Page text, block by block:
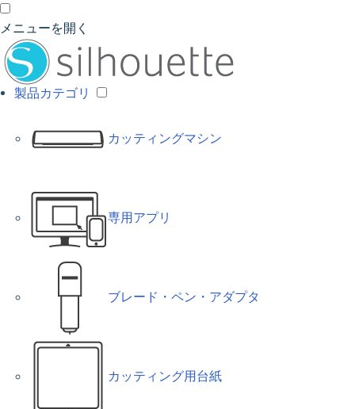
メニューを開く
製品カテゴリ
カッティングマシン
専用アプリ
ブレード・ペン・アダプタ
カッティング用台紙